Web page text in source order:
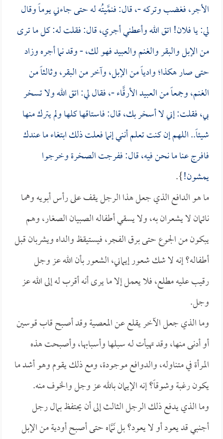
الأجر، فغضب وتركه -، قال: فنمَّيتُه له حتى جاءني يوماً وقال
لي: يا فلان! اتق الله وأعطني أجري، قال: فقلت له: كل ما ترى
من الإبل والبقر والغنم والعبيد فهو لك، - وقد نما أجره وزاد
حتى صار هكذا؛ وادياً من الإبل، وآخر من البقر، وثالثاً من
الغنم، وجمعاً من العبيد الأرقَّاء -، فقال لي: اتق الله ولا تسخر
بي، فقلت: إني لا أسخر بك، قال: فاستاقها كلها ولم يترك منها
شيئاً.. اللهم إن كنت تعلم أنني إنما فعلت ذلك ابتغاء ما عندك
فافرج عنا ما نحن فيه، قال: ففرجت الصخرة وخرجوا
يمشون!}.
ما هو الدافع الذي جعل هذا الرجل يقف على رأس أبويه وهما
نائمان لا يشعران به، ولا يسقي أطفاله الصبيان الصغار، وهم
يبكون من الجوع حتى برق الفجر، فيستيقظ والداه ويشربان قبل
أطفاله؟ إنه لا شك شعور إيماني، الشعور بأن الله عز وجل
رقيب عليه مطلع، فلا يعمل إلا ما يرى أنه أقرب له إلى الله عز
وجل.
وما الذي جعل الآخر يقلع عن المعصية وقد أصبح قاب قوسين
أو أدنى منها، وقد تهيأت لـه سبلها وأسبابها، وأصبحت هذه
المرأة في متناوله، والدوافع موجودة، ومع ذلك يقوم وهو أشد ما
يكون رغبة وشوقاً؟ إنه الإيمان بالله عز وجل والخوف منه.
وما الذي يدفع ذلك الرجل الثالث إلى أن يحتفظ بمال رجل
أجنبي قد يعود أو لا يعود؟ بل نَمَّاه حتى أصبح أودية من الإبل